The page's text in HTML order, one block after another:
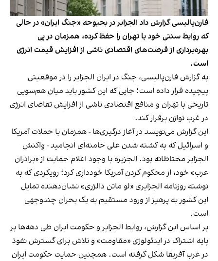
فارن‌پالیسی گزارش داد الجزایر در بحبوحه «جنگ ایران» در حالی
که روابط سنتی خود با تهران را حفظ کرده، همزمان در پی
بهره‌برداری از فرصت‌های اقتصادی ناشی از افزایش قیمت انرژی
است.
به گزارش فارن‌پالیسی، جنگ در ایران الجزایر را در موقعیتی
پیچیده قرار داده است؛ جایی که این کشور باید میان هم‌سویی
تاریخی با تهران و منافع اقتصادی ناشی از افزایش تقاضای انرژی
در غرب توازن برقرار کند.
این گزارش می‌نویسد در آغاز درگیری‌ها - همزمان با حملات آمریکا
و اسرائیل که به کشته شدن علی خامنه‌ای انجامید - واکنش
الجزایر محتاطانه بود. الجزیره با وجود اعلام حمایت از «برادران
عرب» خود، از محکوم کردن آمریکا خودداری کرد؛ رویکردی که به
نوشته روزنامه الجزایری «لو ماتن دالژری» نشان‌دهنده تمایل
این کشور به پرهیز از ورود مستقیم به یک بحران چندوجهی
است.
بر اساس این گزارش، روابط الجزایر و حکومت ایران طی دهه‌ها بر
پایه اشتراک در ایدئولوژی «مقاومت» و تلاش برای گسترش نفوذ
در غرب آفریقا شکل گرفته است. همچنین حمایت حکومت ایران